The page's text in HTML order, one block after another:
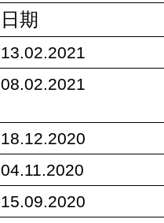
日期
13.02.2021
08.02.2021
18.12.2020
04.11.2020
15.09.2020